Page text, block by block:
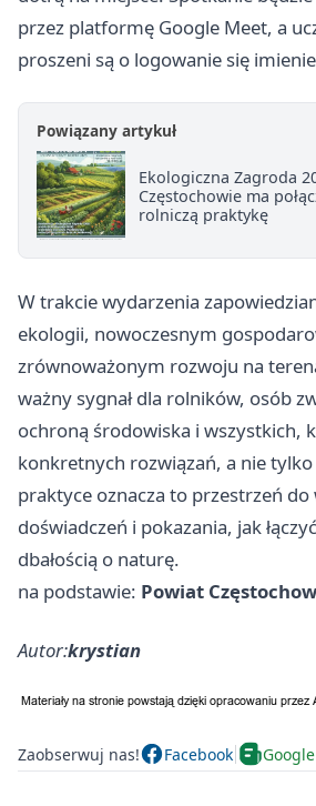
przez platformę Google Meet, a
proszeni są o logowanie się
Powiązany artykuł
Ekologiczna Zagroda
Częstochowie ma
rolniczą praktykę
W trakcie wydarzenia
ekologii, nowoczesnym
zrównoważonym rozwoju na
ważny sygnał dla rolników, osób
ochroną środowiska i wszystkich,
konkretnych rozwiązań, a nie
praktyce oznacza to przestrzeń
doświadczeń i pokazania, jak
dbałością o naturę.
na podstawie: Powiat
Autor:krystian
Zaobserwuj nas! Facebook